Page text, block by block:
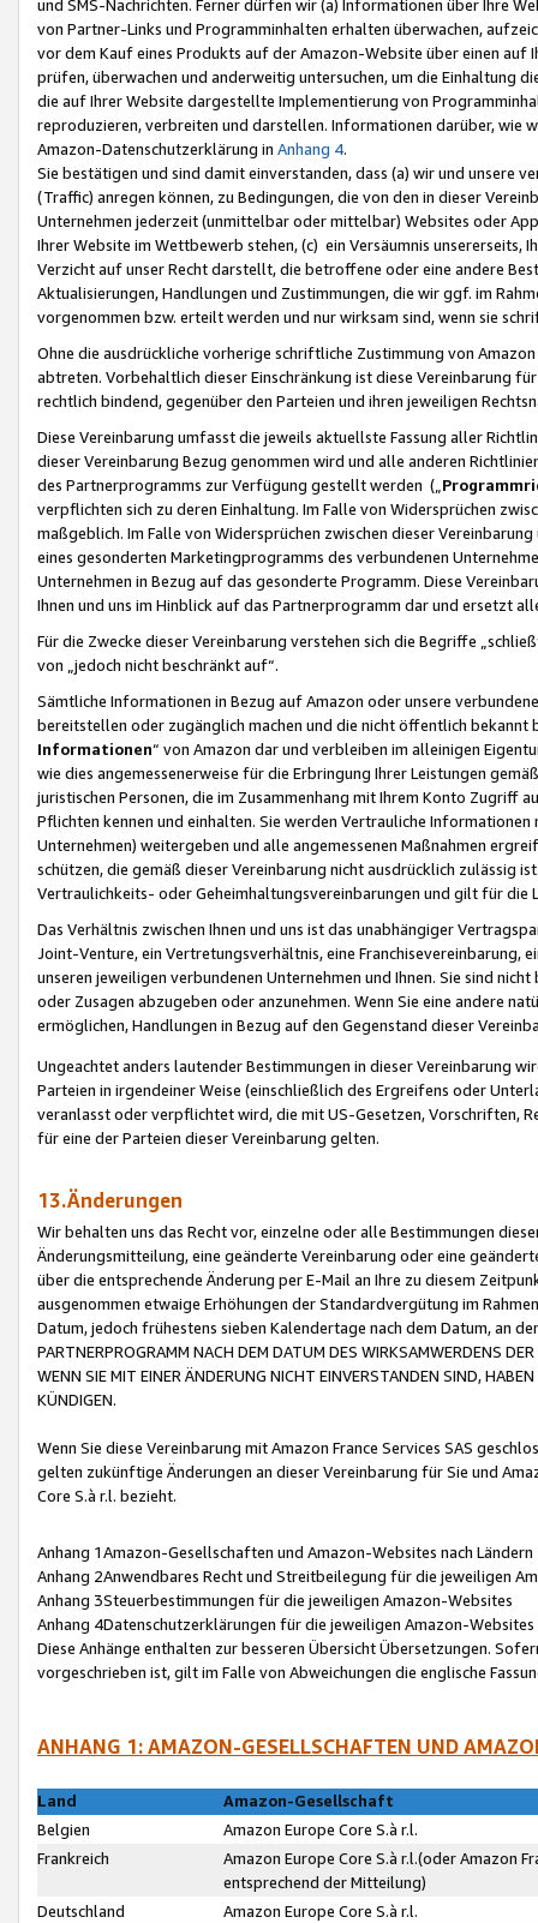
und SMS-Nachrichten. Ferner dürfen wir (a) Informationen über Ihre
von Partner-Links und Programminhalten erhalten überwachen,
vor dem Kauf eines Produkts auf der Amazon-Website über einen
prüfen, überwachen und anderweitig untersuchen, um die Einhaltung
die auf Ihrer Website dargestellte Implementierung von
reproduzieren, verbreiten und darstellen. Informationen darüber, wie
Amazon-Datenschutzerklärung in Anhang 4.
Sie bestätigen und sind damit einverstanden, dass (a) wir und
(Traffic) anregen können, zu Bedingungen, die von den in dieser
Unternehmen jederzeit (unmittelbar oder mittelbar) Websites oder
Ihrer Website im Wettbewerb stehen, (c) ein Versäumnis unsererseits,
Verzicht auf unser Recht darstellt, die betroffene oder eine andere
Aktualisierungen, Handlungen und Zustimmungen, die wir ggf. im
vorgenommen bzw. erteilt werden und nur wirksam sind, wenn sie
Ohne die ausdrückliche vorherige schriftliche Zustimmung von
abtreten. Vorbehaltlich dieser Einschränkung ist diese Vereinbarung
rechtlich bindend, gegenüber den Parteien und ihren jeweiligen
Diese Vereinbarung umfasst die jeweils aktuellste Fassung aller
dieser Vereinbarung Bezug genommen wird und alle anderen
des Partnerprogramms zur Verfügung gestellt werden („
verpflichten sich zu deren Einhaltung. Im Falle von Widersprüchen
maßgeblich. Im Falle von Widersprüchen zwischen dieser
eines gesonderten Marketingprogramms des verbundenen
Unternehmen in Bezug auf das gesonderte Programm. Diese
Ihnen und uns im Hinblick auf das Partnerprogramm dar und ersetzt
Für die Zwecke dieser Vereinbarung verstehen sich die Begriffe
von „jedoch nicht beschränkt auf“.
Sämtliche Informationen in Bezug auf Amazon oder unsere
bereitstellen oder zugänglich machen und die nicht öffentlich
Informationen“ von Amazon dar und verbleiben im alleinigen
wie dies angemessenerweise für die Erbringung Ihrer Leistungen
juristischen Personen, die im Zusammenhang mit Ihrem Konto
Pflichten kennen und einhalten. Sie werden Vertrauliche
Unternehmen) weitergeben und alle angemessenen Maßnahmen
schützen, die gemäß dieser Vereinbarung nicht ausdrücklich zulässig
Vertraulichkeits- oder Geheimhaltungsvereinbarungen und gilt für die
Das Verhältnis zwischen Ihnen und uns ist das unabhängiger
Joint-Venture, ein Vertretungsverhältnis, eine Franchisevereinbarung,
unseren jeweiligen verbundenen Unternehmen und Ihnen. Sie sind
oder Zusagen abzugeben oder anzunehmen. Wenn Sie eine andere
ermöglichen, Handlungen in Bezug auf den Gegenstand dieser
Ungeachtet anders lautender Bestimmungen in dieser Vereinbarung
Parteien in irgendeiner Weise (einschließlich des Ergreifens oder
veranlasst oder verpflichtet wird, die mit US-Gesetzen, Vorschriften,
für eine der Parteien dieser Vereinbarung gelten.
13.Änderungen
Wir behalten uns das Recht vor, einzelne oder alle Bestimmungen
Änderungsmitteilung, eine geänderte Vereinbarung oder eine
über die entsprechende Änderung per E-Mail an Ihre zu diesem
ausgenommen etwaige Erhöhungen der Standardvergütung im
Datum, jedoch frühestens sieben Kalendertage nach dem Datum, an
PARTNERPROGRAMM NACH DEM DATUM DES WIRKSAMWERDENS
WENN SIE MIT EINER ÄNDERUNG NICHT EINVERSTANDEN SIND,
KÜNDIGEN.
Wenn Sie diese Vereinbarung mit Amazon France Services SAS
gelten zukünftige Änderungen an dieser Vereinbarung für Sie und
Core S.à r.l. bezieht.
Anhang 1Amazon-Gesellschaften und Amazon-Websites nach Ländern
Anhang 2Anwendbares Recht und Streitbeilegung für die jeweiligen
Anhang 3Steuerbestimmungen für die jeweiligen Amazon-Websites
Anhang 4Datenschutzerklärungen für die jeweiligen Amazon-Websites
Diese Anhänge enthalten zur besseren Übersicht Übersetzungen.
vorgeschrieben ist, gilt im Falle von Abweichungen die englische
ANHANG 1: AMAZON-GESELLSCHAFTEN UND
Land
Amazon-Gesellschaft
Belgien
Amazon Europe Core S.à r.l.
Frankreich
Amazon Europe Core S.à r.l.(oder Amazon
entsprechend der Mitteilung)
Deutschland
Amazon Europe Core S.à r.l.